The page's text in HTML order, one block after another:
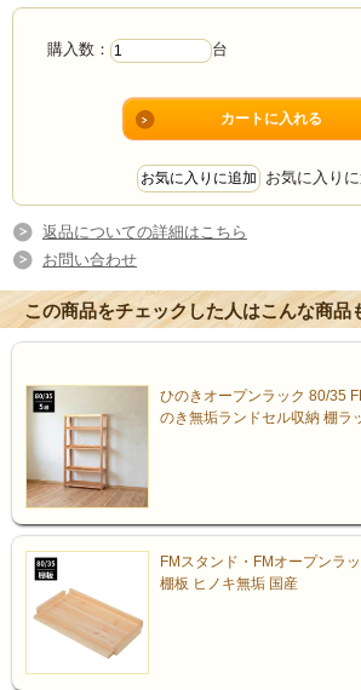
6cm間隔、7段階の棚板
利。
購入数： 台
お気に入り
返品についての詳細はこちら
お問い合わせ
この商品をチェックした人はこんな商品
ひのきオープンラック 80/35
のき無垢ランドセル収納 棚ラ
FMスタンド・FMオープンラ
棚板 ヒノキ無垢 国産